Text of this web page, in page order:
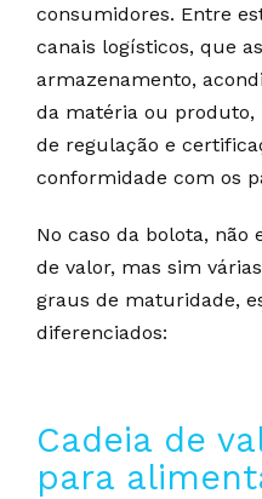
consumidores. Entre
canais logísticos, que
armazenamento,
da matéria ou
de regulação e
conformidade com os
No caso da bolota,
de valor, mas sim
graus de maturidade,
diferenciados:
Cadeia de
para